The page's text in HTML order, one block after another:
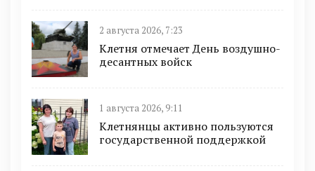
2 августа 2026, 7:23
Клетня отмечает День воздушно-
десантных войск
1 августа 2026, 9:11
Клетнянцы активно пользуются
государственной поддержкой